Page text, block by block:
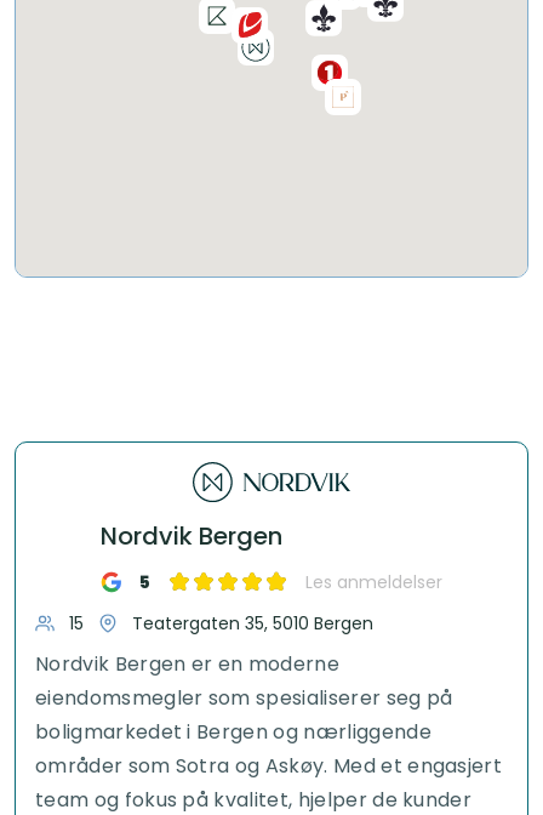
Nordvik Bergen
5 Les anmeldelser
Nordvik Bergen er en moderne
eiendomsmegler som spesialiserer seg på
boligmarkedet i Bergen og nærliggende
områder som Sotra og Askøy. Med et engasjert
team og fokus på kvalitet, hjelper de kunder
15 Teatergaten 35, 5010 Bergen